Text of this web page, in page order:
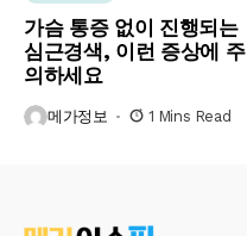
가슴 통증 없이 진행되는
심근경색, 이런 증상에 주
의하세요
메가정보 1 Mins Read